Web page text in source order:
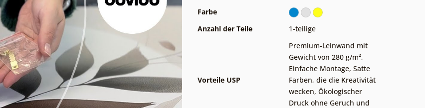
Farbe
Anzahl der Teile
1-teilige
Vorteile USP
Premium-Leinwand mit
Gewicht von 280 g/m²,
Einfache Montage, Satte
Farben, die die Kreativität
wecken, Ökologischer
Druck ohne Geruch und